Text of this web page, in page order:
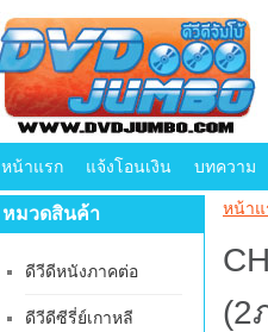
หน้าแรก แจ้งโอนเงิน บทความ
หมวดสินค้า
ดีวีดีหนังภาคต่อ
ดีวีดีซีรี่ย์เกาหลี
หน้าแ
(2